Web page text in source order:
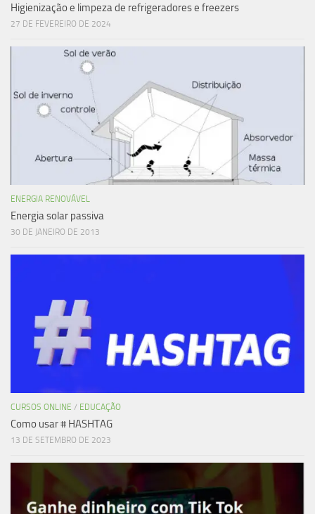
Higienização e limpeza de refrigeradores e freezers
27 DE FEVEREIRO DE 2024
ENERGIA RENOVÁVEL
Energia solar passiva
30 DE JANEIRO DE 2013
CURSOS ONLINE / EDUCAÇÃO
Como usar # HASHTAG
13 DE SETEMBRO DE 2023